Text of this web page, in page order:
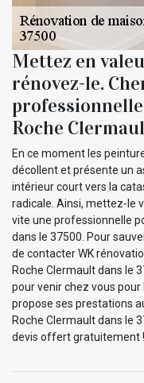
Mettez en
rénovez-le.
Roche
En ce moment les
décollent et présente un
intérieur court vers la
radicale. Ainsi, mettez-le
vite une professionnelle
dans le 37500. Pour
de contacter WK
Roche Clermault dans le
pour venir chez vous
propose ses prestations
Roche Clermault dans le
devis offert gratuitement !